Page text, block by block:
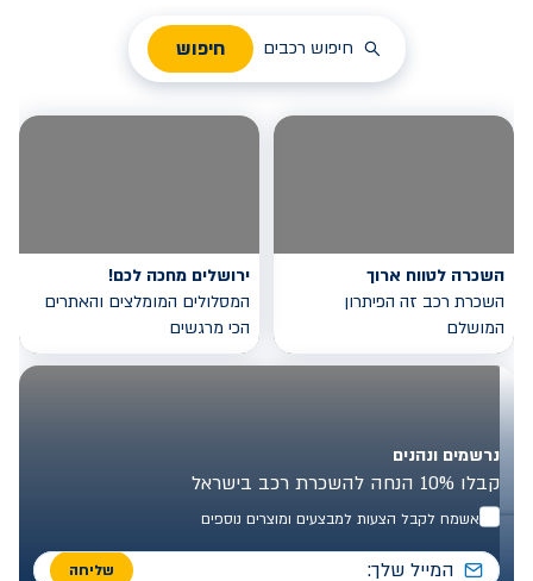
חיפוש רכבים חיפוש
השכרה לטווח ארוך
השכרת רכב זה הפיתרון
המושלם
ירושלים מחכה לכם!
המסלולים המומלצים והאתרים
הכי מרגשים
נרשמים ונהנים
קבלו 10% הנחה להשכרת רכב בישראל
אשמח לקבל הצעות למבצעים ומוצרים נוספים
שליחה